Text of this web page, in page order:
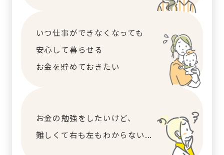
いつ仕事ができなくなっても
安心して暮らせる
お金を貯めておきたい
お金の勉強をしたいけど、
難しくて右も左もわからない...